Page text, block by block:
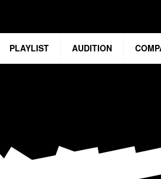
PLAYLIST AUDITION